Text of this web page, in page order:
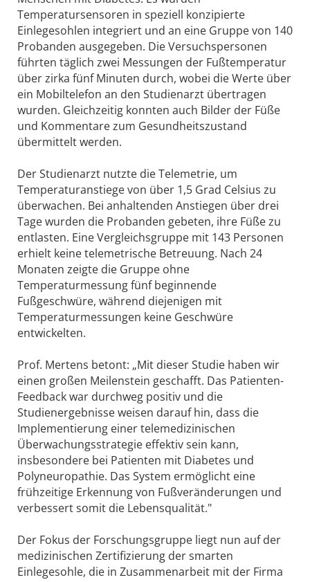
Temperatursensoren in speziell konzipierte
Einlegesohlen integriert und an eine Gruppe von 140
Probanden ausgegeben. Die Versuchspersonen
führten täglich zwei Messungen der Fußtemperatur
über zirka fünf Minuten durch, wobei die Werte über
ein Mobiltelefon an den Studienarzt übertragen
wurden. Gleichzeitig konnten auch Bilder der Füße
und Kommentare zum Gesundheitszustand
übermittelt werden.
Der Studienarzt nutzte die Telemetrie, um
Temperaturanstiege von über 1,5 Grad Celsius zu
überwachen. Bei anhaltenden Anstiegen über drei
Tage wurden die Probanden gebeten, ihre Füße zu
entlasten. Eine Vergleichsgruppe mit 143 Personen
erhielt keine telemetrische Betreuung. Nach 24
Monaten zeigte die Gruppe ohne
Temperaturmessung fünf beginnende
Fußgeschwüre, während diejenigen mit
Temperaturmessungen keine Geschwüre
entwickelten.
Prof. Mertens betont: „Mit dieser Studie haben wir
einen großen Meilenstein geschafft. Das Patienten-
Feedback war durchweg positiv und die
Studienergebnisse weisen darauf hin, dass die
Implementierung einer telemedizinischen
Überwachungsstrategie effektiv sein kann,
insbesondere bei Patienten mit Diabetes und
Polyneuropathie. Das System ermöglicht eine
frühzeitige Erkennung von Fußveränderungen und
verbessert somit die Lebensqualität."
Der Fokus der Forschungsgruppe liegt nun auf der
medizinischen Zertifizierung der smarten
Einlegesohle, die in Zusammenarbeit mit der Firma